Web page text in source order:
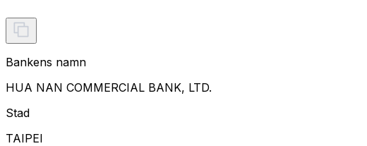
Bankens namn
HUA NAN COMMERCIAL BANK, LTD.
Stad
TAIPEI